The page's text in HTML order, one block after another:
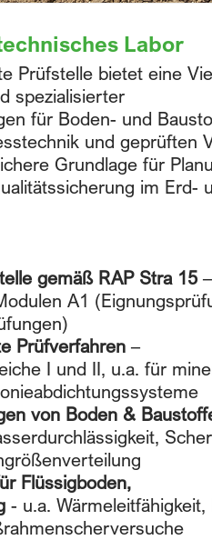
Labor
Prüfstelle bietet eine
spezialisierter
für Boden- und
und geprüften
Grundlage für
im Erd-
gemäß RAP Stra 15–
A1
Prüfverfahren–
I und II, u.a. für
von Boden &
Flüssigboden,
- u.a. Wärmeleitfähigkeit,